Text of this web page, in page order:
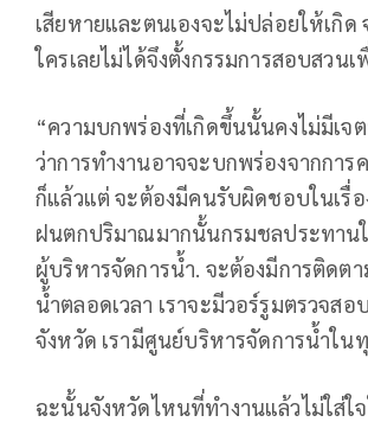
เสียหายและตนเองจะไม่ปล่อยให้เกิด
ใครเลยไม่ได้จึงตั้งกรรมการสอบสวนเ
“ความบกพร่องที่เกิดขึ้นนั้นคงไม่มีเจ
ว่าการทำงานอาจจะบกพร่องจากการ
ก็แล้วแต่ จะต้องมีคนรับผิดชอบในเรื่อ
ฝนตกปริมาณมากนั้นกรมชลประทาน
ผู้บริหารจัดการน้ำ. จะต้องมีการติดต
น้ำตลอดเวลา เราจะมีวอร์รูมตรวจสอ
จังหวัด เรามีศูนย์บริหารจัดการน้ำใน
ฉะนั้นจังหวัดไหนที่ทำงานแล้วไม่ใส่ใ